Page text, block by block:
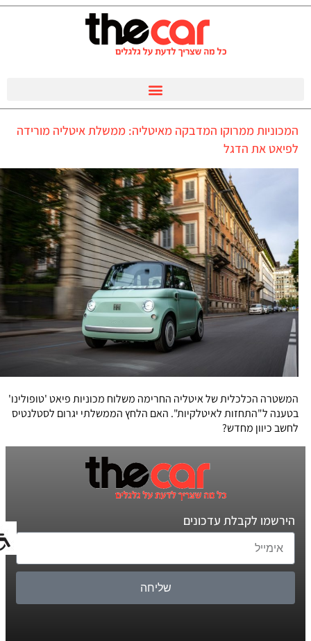
המכוניות ממרוקו המדבקה מאיטליה: ממשלת איטליה מורידה
לפיאט את הדגל
המשטרה הכלכלית של איטליה החרימה משלוח מכוניות פיאט 'טופולינו'
בטענה ל"התחזות לאיטלקיות". האם הלחץ הממשלתי יגרום לסטלנטיס
לחשב כיוון מחדש?
הירשמו לקבלת עדכונים
שליחה